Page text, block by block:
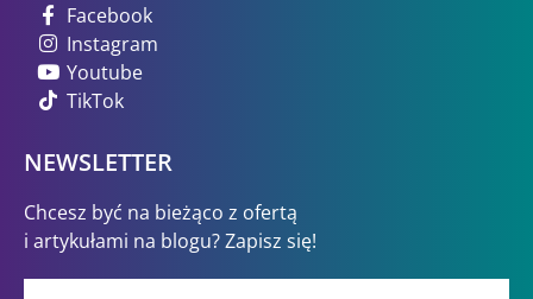
Facebook
Instagram
Youtube
TikTok
NEWSLETTER
Chcesz być na bieżąco z ofertą
i artykułami na blogu? Zapisz się!